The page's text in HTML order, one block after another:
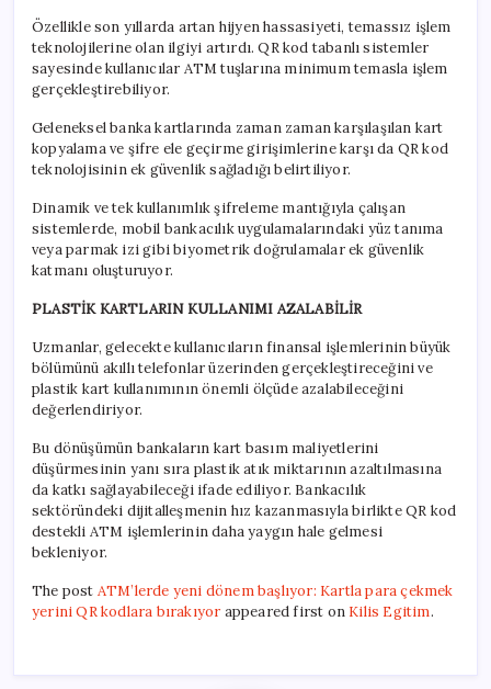
Özellikle son yıllarda artan hijyen hassasiyeti, temassız işlem
teknolojilerine olan ilgiyi artırdı. QR kod tabanlı sistemler
sayesinde kullanıcılar ATM tuşlarına minimum temasla işlem
gerçekleştirebiliyor.
Geleneksel banka kartlarında zaman zaman karşılaşılan kart
kopyalama ve şifre ele geçirme girişimlerine karşı da QR kod
teknolojisinin ek güvenlik sağladığı belirtiliyor.
Dinamik ve tek kullanımlık şifreleme mantığıyla çalışan
sistemlerde, mobil bankacılık uygulamalarındaki yüz tanıma
veya parmak izi gibi biyometrik doğrulamalar ek güvenlik
katmanı oluşturuyor.
PLASTİK KARTLARIN KULLANIMI AZALABİLİR
Uzmanlar, gelecekte kullanıcıların finansal işlemlerinin büyük
bölümünü akıllı telefonlar üzerinden gerçekleştireceğini ve
plastik kart kullanımının önemli ölçüde azalabileceğini
değerlendiriyor.
Bu dönüşümün bankaların kart basım maliyetlerini
düşürmesinin yanı sıra plastik atık miktarının azaltılmasına
da katkı sağlayabileceği ifade ediliyor. Bankacılık
sektöründeki dijitalleşmenin hız kazanmasıyla birlikte QR kod
destekli ATM işlemlerinin daha yaygın hale gelmesi
bekleniyor.
The post ATM’lerde yeni dönem başlıyor: Kartla para çekmek
yerini QR kodlara bırakıyor appeared first on Kilis Egitim.